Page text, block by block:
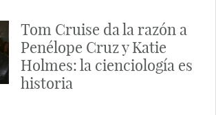
Tom Cruise da la razón a
Penélope Cruz y Katie
Holmes: la cienciología es
historia